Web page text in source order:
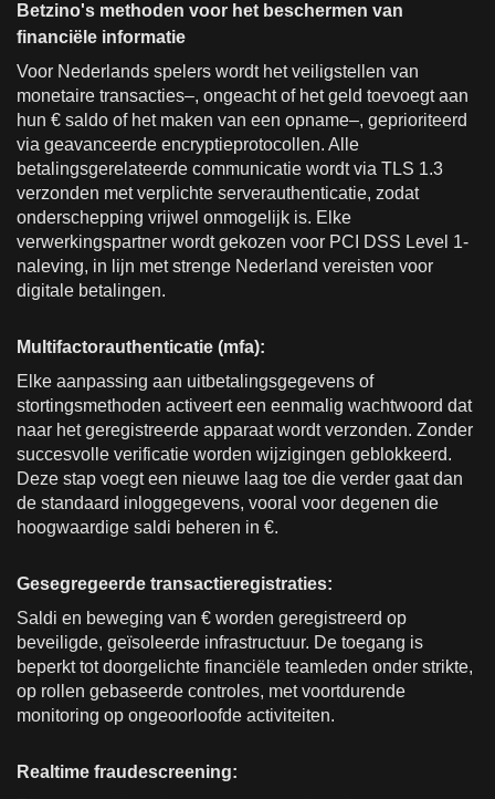
Betzino's methoden voor het beschermen van
financiële informatie
Voor Nederlands spelers wordt het veiligstellen van
monetaire transacties–, ongeacht of het geld toevoegt aan
hun € saldo of het maken van een opname–, geprioriteerd
via geavanceerde encryptieprotocollen. Alle
betalingsgerelateerde communicatie wordt via TLS 1.3
verzonden met verplichte serverauthenticatie, zodat
onderschepping vrijwel onmogelijk is. Elke
verwerkingspartner wordt gekozen voor PCI DSS Level 1-
naleving, in lijn met strenge Nederland vereisten voor
digitale betalingen.
Multifactorauthenticatie (mfa):
Elke aanpassing aan uitbetalingsgegevens of
stortingsmethoden activeert een eenmalig wachtwoord dat
naar het geregistreerde apparaat wordt verzonden. Zonder
succesvolle verificatie worden wijzigingen geblokkeerd.
Deze stap voegt een nieuwe laag toe die verder gaat dan
de standaard inloggegevens, vooral voor degenen die
hoogwaardige saldi beheren in €.
Gesegregeerde transactieregistraties:
Saldi en beweging van € worden geregistreerd op
beveiligde, geïsoleerde infrastructuur. De toegang is
beperkt tot doorgelichte financiële teamleden onder strikte,
op rollen gebaseerde controles, met voortdurende
monitoring op ongeoorloofde activiteiten.
Realtime fraudescreening: